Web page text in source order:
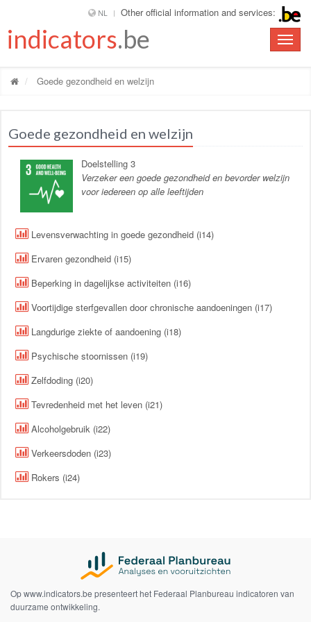
NL Other official information and services:
Toggle
indicators.be
Goede gezondheid en welzijn
Goede gezondheid en welzijn
Doelstelling 3
Verzeker een goede gezondheid en bevorder welzijn
voor iedereen op alle leeftijden
Levensverwachting in goede gezondheid (i14)
Ervaren gezondheid (i15)
Beperking in dagelijkse activiteiten (i16)
Voortijdige sterfgevallen door chronische aandoeningen (i17)
Langdurige ziekte of aandoening (i18)
Psychische stoornissen (i19)
Zelfdoding (i20)
Tevredenheid met het leven (i21)
Alcoholgebruik (i22)
Verkeersdoden (i23)
Rokers (i24)
Op www.indicators.be presenteert het Federaal Planbureau indicatoren van
duurzame ontwikkeling.